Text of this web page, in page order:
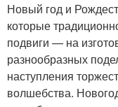
Новый год и
которые
подвиги — на
разнообразных
наступления
волшебства.